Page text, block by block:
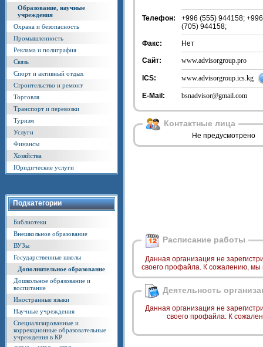
Образование, научные
учреждения
Охрана и безопасность
Промышленность
Реклама и полиграфия
Связь
Спорт и активный отдых
Строительство и ремонт
Торговля
Транспорт и перевозки
Туризм
Услуги
Финансы
Хозяйства
Юридические услуги
Подкатегории
Библиотеки
Внешкольное образование
ВУЗы
Государственные школы
Дополнительное образование
Дошкольное образование и
воспитание
Иностранные языки
Научные учреждения
Специализированные и
коррекционные образовательные
учреждения в КР
Телефон:
+996 (555) 944158; +996
(705) 944158;
Факс: Нет
Сайт: www.advisorgroup.pro
ICS: www.advisorgroup.ics.kg
E-Mail: bsnadvisor@gmail.com
Контактные лица
Не предусмотрено
Расписание работы
Данная организация не
своего профайла. К сожалению,
Деятельность
Данная организация не
своего профайла. К